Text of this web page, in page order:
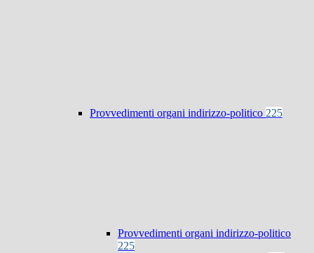
Provvedimenti organi indirizzo-politico 225
Provvedimenti organi indirizzo-politico
225